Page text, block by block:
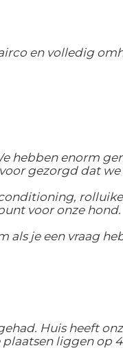
en volledig
hebben enorm
gezorgd dat
voor onze hond.
als je een vraag
Huis heeft
liggen op